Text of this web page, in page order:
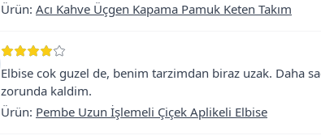
Ürün: Acı Kahve Üçgen Kapama Pamuk Keten Takım
Elbise cok guzel de, benim tarzimdan biraz uzak. Daha
zorunda kaldim.
Ürün: Pembe Uzun İşlemeli Çiçek Aplikeli Elbise